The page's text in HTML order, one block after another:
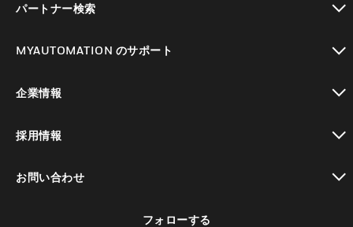
パートナー検索
MYAUTOMATION のサポート
企業情報
採用情報
お問い合わせ
フォローする